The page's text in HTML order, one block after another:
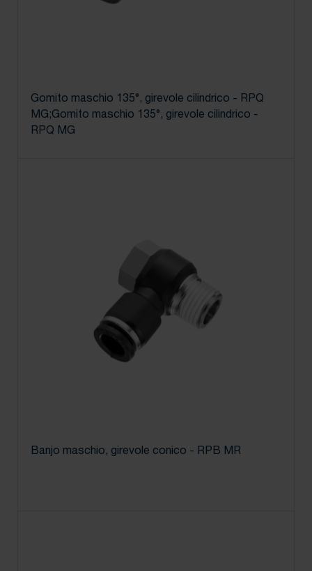
Gomito maschio 135°, girevole cilindrico - RPQ
MG;Gomito maschio 135°, girevole cilindrico -
RPQ MG
Banjo maschio, girevole conico - RPB MR